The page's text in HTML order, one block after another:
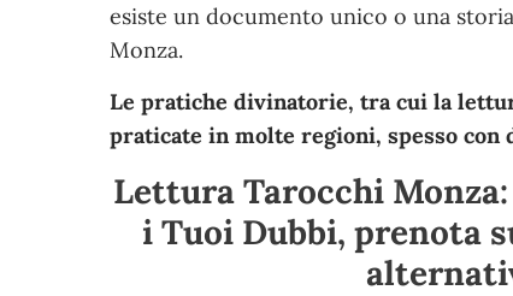
esiste un documento unico o una
Monza.
Le pratiche divinatorie, tra cui la
praticate in molte regioni, spesso
Lettura Tarocchi
i Tuoi Dubbi, prenota